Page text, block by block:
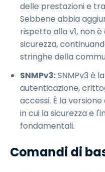
delle prestazioni e
Sebbene abbia
rispetto alla v1, non
sicurezza,
stringhe della
SNMPv3:SNMPv3 è
autenticazione,
accessi. È la
in cui la sicurezza e
fondamentali.
Comandi di